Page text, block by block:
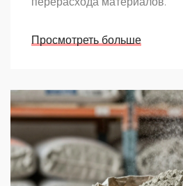
Просмотреть больше